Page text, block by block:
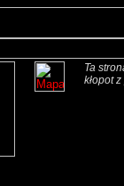
Ta
kłopot